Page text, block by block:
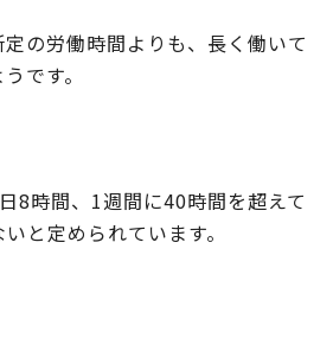
の労働時間よりも、長く働いて
です。
8時間、1週間に40時間を超えて
と定められています。